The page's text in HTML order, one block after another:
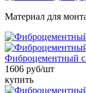
Материал для
Фиброцементный
1606 руб/шт
купить